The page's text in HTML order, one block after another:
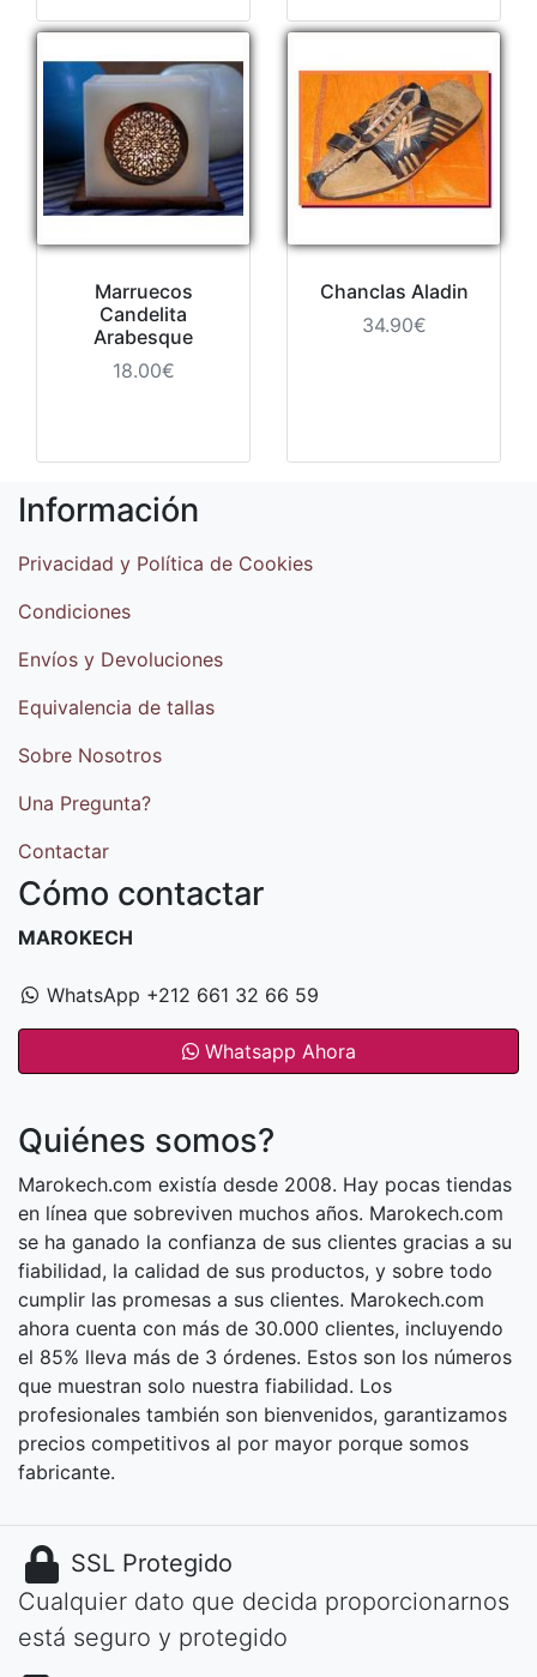
Marruecos
Candelita
Arabesque
18.00€
Chanclas Aladin
34.90€
Información
Privacidad y Política de Cookies
Condiciones
Envíos y Devoluciones
Equivalencia de tallas
Sobre Nosotros
Una Pregunta?
Contactar
Cómo contactar
MAROKECH
WhatsApp +212 661 32 66 59
Whatsapp Ahora
Quiénes somos?
Marokech.com existía desde 2008. Hay pocas tiendas
en línea que sobreviven muchos años. Marokech.com
se ha ganado la confianza de sus clientes gracias a su
fiabilidad, la calidad de sus productos, y sobre todo
cumplir las promesas a sus clientes. Marokech.com
ahora cuenta con más de 30.000 clientes, incluyendo
el 85% lleva más de 3 órdenes. Estos son los números
que muestran solo nuestra fiabilidad. Los
profesionales también son bienvenidos, garantizamos
precios competitivos al por mayor porque somos
fabricante.
SSL Protegido
Cualquier dato que decida proporcionarnos
está seguro y protegido